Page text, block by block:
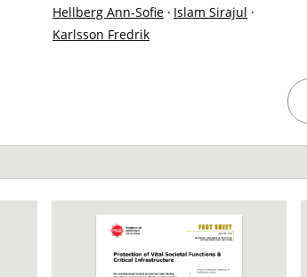
Hellberg Ann-Sofie · Islam Sirajul ·
Karlsson Fredrik